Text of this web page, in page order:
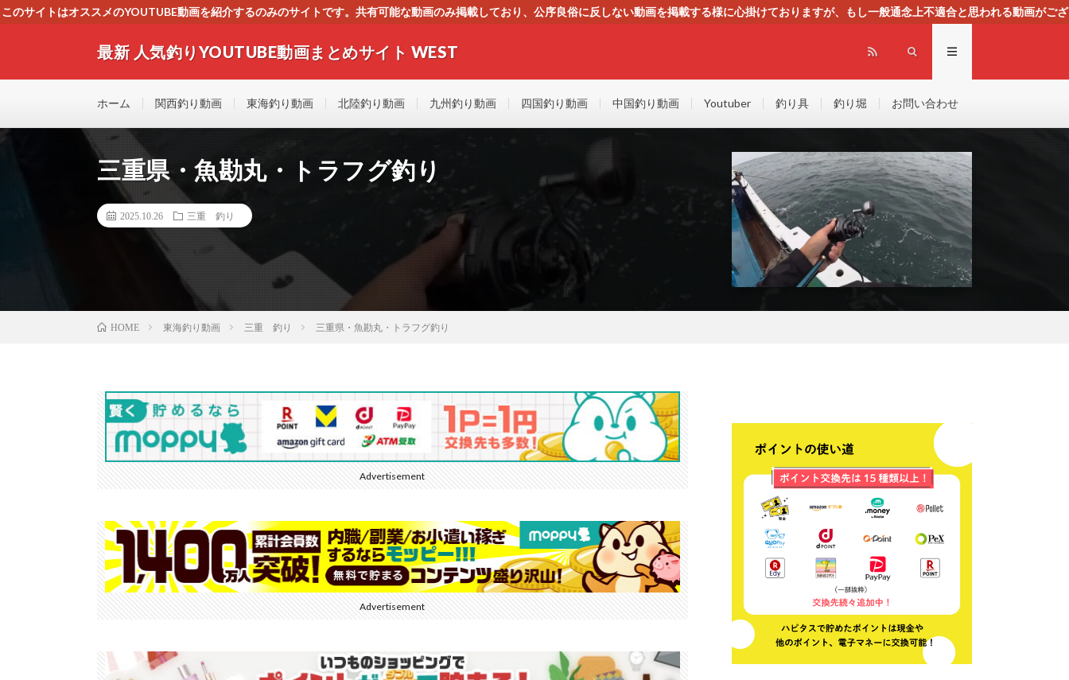
このサイトはオススメのYOUTUBE動画を紹介するのみのサイトです。共有可能な動画のみ掲載しており、公序良俗に反しない動画を掲載する様に心掛けておりますが、もし一般通念上不適合と思われる動画がござ
最新 人気釣りYOUTUBE動画まとめサイト WEST
す！！
ホーム 関西釣り動画 東海釣り動画 北陸釣り動画 九州釣り動画 四国釣り動画 中国釣り動画 Youtuber 釣り具 釣り堀 お問い合わせ
三重県・魚勘丸・トラフグ釣り
2025.10.26 三重 釣り
HOME 東海釣り動画 三重 釣り 三重県・魚勘丸・トラフグ釣り
Advertisement
Advertisement